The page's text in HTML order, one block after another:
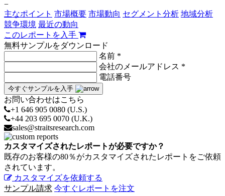
−
主なポイント 市場概要 市場動向 セグメント分析 地域分析
競争環境 最近の動向
このレポートを入手
無料サンプルをダウンロード
名前 *
会社のメールアドレス *
電話番号
今すぐサンプルを入手
お問い合わせはこちら
+1 646 905 0080 (U.S.)
+44 203 695 0070 (U.K.)
sales@straitsresearch.com
カスタマイズされたレポートが必要ですか？
既存のお客様の80％がカスタマイズされたレポートをご依頼
されています。
カスタマイズを依頼する
サンプル請求 今すぐレポートを注文